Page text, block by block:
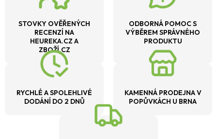
STOVKY OVĚŘENÝCH
RECENZÍ NA
HEUREKA.CZ A
ZBOŽÍ.CZ
ODBORNÁ POMOC S
VÝBĚREM SPRÁVNÉHO
PRODUKTU
RYCHLÉ A SPOLEHLIVÉ
DODÁNÍ DO 2 DNŮ
KAMENNÁ PRODEJNA V
POPŮVKÁCH U BRNA